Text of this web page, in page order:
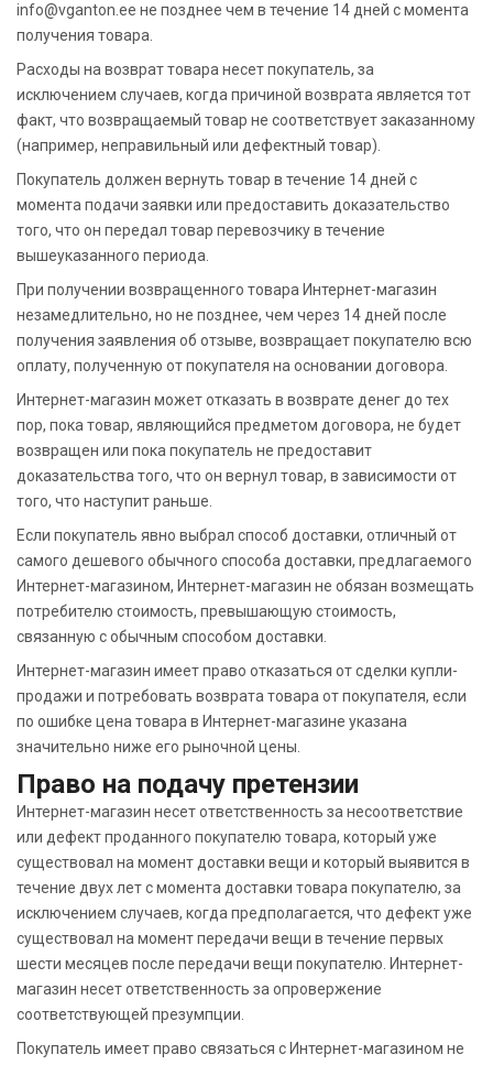
info@vganton.ee не позднее чем в течение 14 дней с момента
получения товара.
Расходы на возврат товара несет покупатель, за
исключением случаев, когда причиной возврата является тот
факт, что возвращаемый товар не соответствует заказанному
(например, неправильный или дефектный товар).
Покупатель должен вернуть товар в течение 14 дней с
момента подачи заявки или предоставить доказательство
того, что он передал товар перевозчику в течение
вышеуказанного периода.
При получении возвращенного товара Интернет-магазин
незамедлительно, но не позднее, чем через 14 дней после
получения заявления об отзыве, возвращает покупателю всю
оплату, полученную от покупателя на основании договора.
Интернет-магазин может отказать в возврате денег до тех
пор, пока товар, являющийся предметом договора, не будет
возвращен или пока покупатель не предоставит
доказательства того, что он вернул товар, в зависимости от
того, что наступит раньше.
Если покупатель явно выбрал способ доставки, отличный от
самого дешевого обычного способа доставки, предлагаемого
Интернет-магазином, Интернет-магазин не обязан возмещать
потребителю стоимость, превышающую стоимость,
связанную с обычным способом доставки.
Интернет-магазин имеет право отказаться от сделки купли-
продажи и потребовать возврата товара от покупателя, если
по ошибке цена товара в Интернет-магазине указана
значительно ниже его рыночной цены.
Право на подачу претензии
Интернет-магазин несет ответственность за несоответствие
или дефект проданного покупателю товара, который уже
существовал на момент доставки вещи и который выявится в
течение двух лет с момента доставки товара покупателю, за
исключением случаев, когда предполагается, что дефект уже
существовал на момент передачи вещи в течение первых
шести месяцев после передачи вещи покупателю. Интернет-
магазин несет ответственность за опровержение
соответствующей презумпции.
Покупатель имеет право связаться с Интернет-магазином не